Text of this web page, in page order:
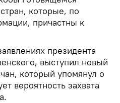
которые, по
причастны к
президента
выступил новый
который упомянул о
вероятность захвата